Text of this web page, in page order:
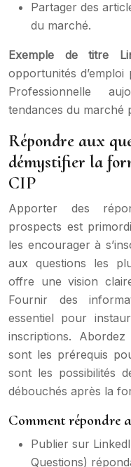
Partager des
du marché.
Exemple de titre
opportunités
Professionnelle
tendances du marché
Répondre aux
démystifier la
CIP
Apporter des
prospects est
les encourager à
aux questions les
offre une vision
Fournir des
essentiel pour
inscriptions.
sont les prérequis
sont les possibilités
débouchés après la
Comment répondre
Publier sur
Questions)